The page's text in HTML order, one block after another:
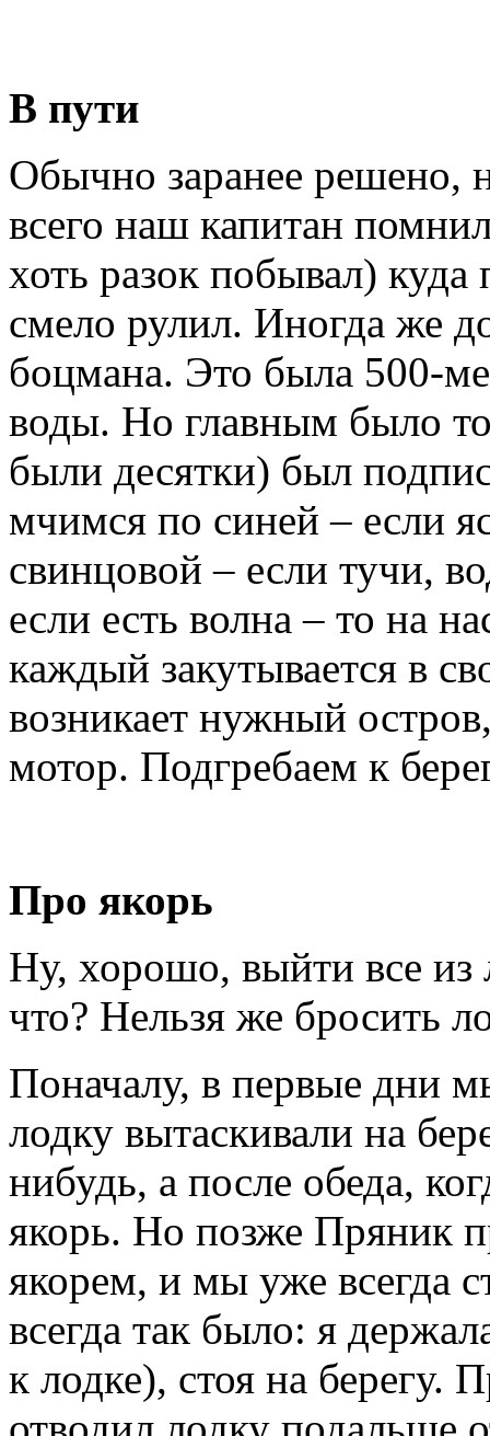
В пути
Обычно заранее решено,
всего наш капитан
хоть разок побывал)
смело рулил. Иногда же
боцмана. Это была 500-
воды. Но главным было
были десятки) был
мчимся по синей – если
свинцовой – если тучи,
если есть волна – то на
каждый закутывается в
возникает нужный
мотор. Подгребаем к
Про якорь
Ну, хорошо, выйти все
что? Нельзя же бросить
Поначалу, в первые дни
лодку вытаскивали на
нибудь, а после обеда,
якорь. Но позже Пряник
якорем, и мы уже всегда
всегда так было: я
к лодке), стоя на берегу.